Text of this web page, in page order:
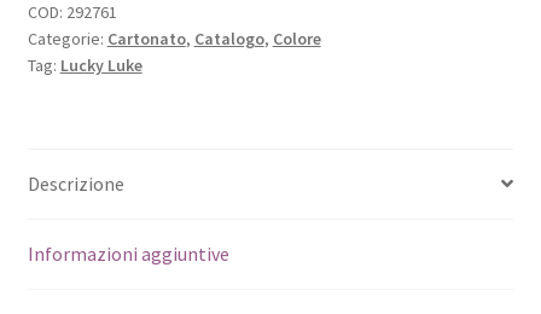
COD: 292761
Categorie: Cartonato, Catalogo, Colore
Tag: Lucky Luke
Descrizione
Informazioni aggiuntive